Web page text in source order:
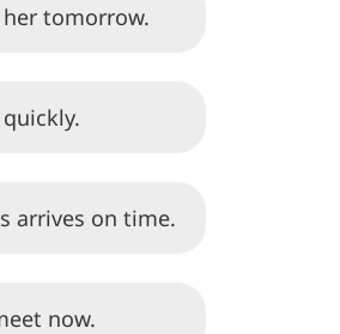
tomorrow.
arrives on time.
now.